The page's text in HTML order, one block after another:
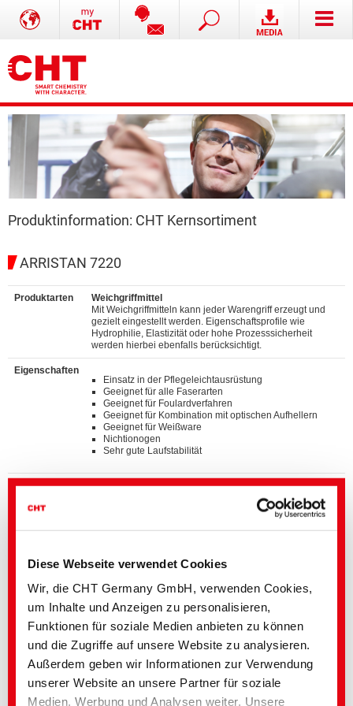
Diese Webseite verwendet Cookies
Wir, die CHT Germany GmbH, verwenden Cookies,
um Inhalte und Anzeigen zu personalisieren,
Funktionen für soziale Medien anbieten zu können
und die Zugriffe auf unsere Website zu analysieren.
Außerdem geben wir Informationen zur Verwendung
unserer Website an unsere Partner für soziale
Medien, Werbung und Analysen weiter. Unsere
Produktinformation: CHT Kernsortiment
ARRISTAN 7220
Produktarten
Weichgriffmittel
Mit Weichgriffmitteln kann jeder Warengriff erzeugt und
gezielt eingestellt werden. Eigenschaftsprofile wie
Hydrophilie, Elastizität oder hohe Prozesssicherheit
werden hierbei ebenfalls berücksichtigt.
Eigenschaften
Einsatz in der Pflegeleichtausrüstung
Geeignet für alle Faserarten
Geeignet für Foulardverfahren
Geeignet für Kombination mit optischen Aufhellern
Geeignet für Weißware
Nichtionogen
Sehr gute Laufstabilität
Standards
APPROVED chemical product
GOTS approved input (colorant/textile auxiliary) by
ZDHC MRSL v3.1 Conformance Level 3
fulfil the requirements of the OEKO-TEX
100 product class I-IV
Details und Downloads von Listen
Kontaktieren Sie bitte den hier angegebenen Fachbereich oder
Wir unterstützen Sie mit: